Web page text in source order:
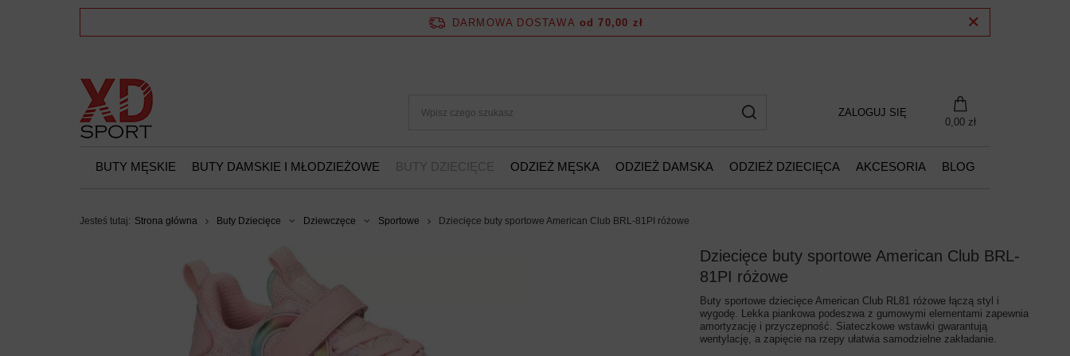
DARMOWA DOSTAWA od 70,00 zł
ZALOGUJ SIĘ
0,00 zł
BUTY MĘSKIE BUTY DAMSKIE I MŁODZIEŻOWE BUTY DZIECIĘCE ODZIEŻ MĘSKA ODZIEŻ DAMSKA ODZIEŻ DZIECIĘCA AKCESORIA BLOG
Jesteś tutaj: Strona główna Buty Dziecięce Dziewczęce Sportowe Dziecięce buty sportowe American Club BRL-81PI różowe
Dziecięce buty sportowe American Club BRL-
81PI różowe
Buty sportowe dziecięce American Club RL81 różowe łączą styl i
wygodę. Lekka piankowa podeszwa z gumowymi elementami zapewnia
amortyzację i przyczepność. Siateczkowe wstawki gwarantują
wentylację, a zapięcie na rzepy ułatwia samodzielne zakładanie.